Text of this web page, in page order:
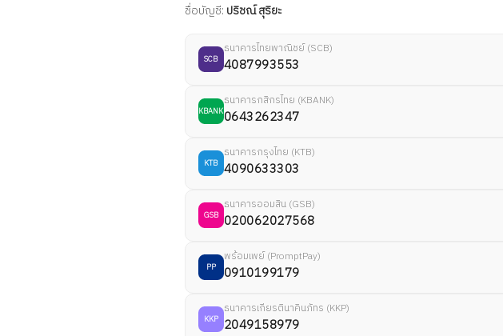
ชื่อบัญชี: ปริชณ์ สุริยะ
SCB
ธนาคารไทยพาณิชย์ (SCB)
4087993553
KBANK
ธนาคารกสิกรไทย (KBANK)
0643262347
KTB
ธนาคารกรุงไทย (KTB)
4090633303
GSB
ธนาคารออมสิน (GSB)
020062027568
PP
พร้อมเพย์ (PromptPay)
0910199179
KKP
ธนาคารเกียรตินาคินภัทร (KKP)
2049158979